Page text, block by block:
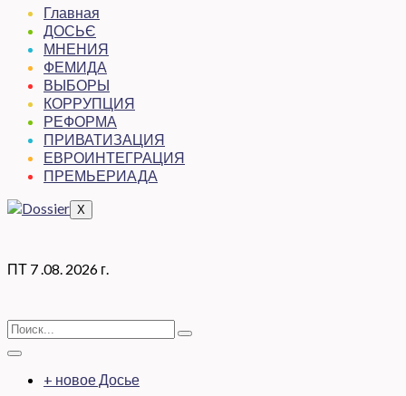
Главная
ДОСЬЄ
МНЕНИЯ
ФЕМИДА
ВЫБОРЫ
КОРРУПЦИЯ
РЕФОРМА
ПРИВАТИЗАЦИЯ
ЕВРОИНТЕГРАЦИЯ
ПРЕМЬЕРИАДА
X
ПТ 7 .08. 2026 г.
+ новое Досье